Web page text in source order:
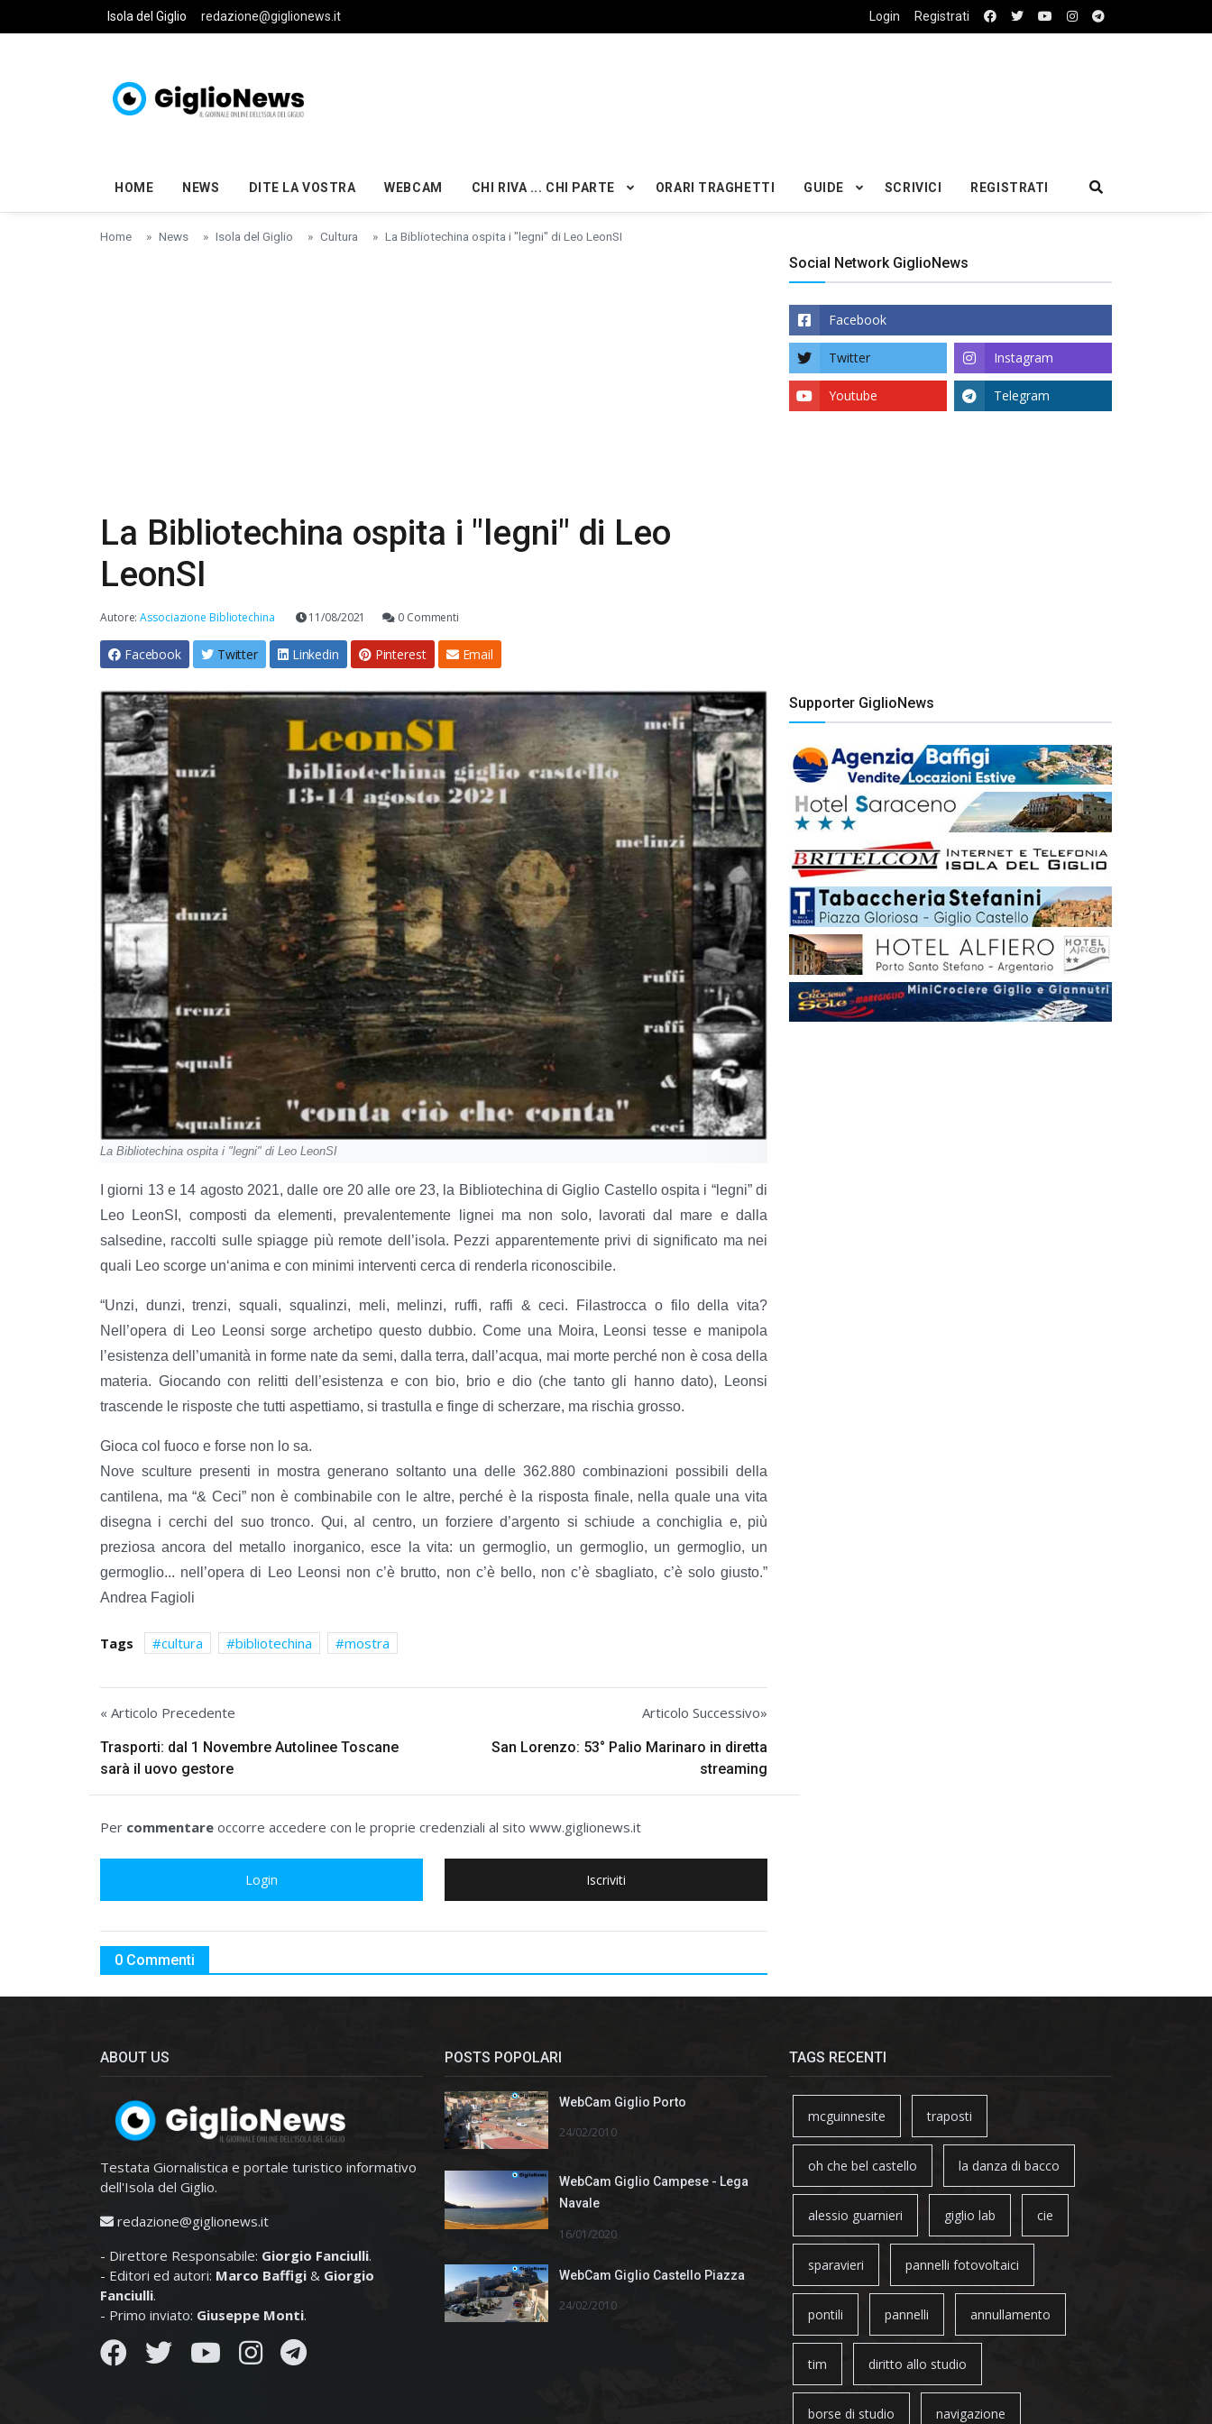
Skip to main content
Isola del Giglio redazione@giglionews.it Login Registrati
HOME NEWS DITE LA VOSTRA WEBCAM CHI RIVA ... CHI PARTE ORARI TRAGHETTI GUIDE SCRIVICI REGISTRATI
Home News Isola del Giglio Cultura La Bibliotechina ospita i "legni" di Leo LeonSI
La Bibliotechina ospita i "legni" di Leo
LeonSI
Autore:Associazione Bibliotechina 11/08/2021 0 Commenti
Facebook Twitter Linkedin Pinterest Email
La Bibliotechina ospita i "legni" di Leo LeonSI
I giorni 13 e 14 agosto 2021, dalle ore 20 alle ore 23, la Bibliotechina di Giglio Castello ospita i “legni” di
Leo LeonSI, composti da elementi, prevalentemente lignei ma non solo, lavorati dal mare e dalla
salsedine, raccolti sulle spiagge più remote dell’isola. Pezzi apparentemente privi di significato ma nei
quali Leo scorge un‘anima e con minimi interventi cerca di renderla riconoscibile.
“Unzi, dunzi, trenzi, squali, squalinzi, meli, melinzi, ruffi, raffi & ceci. Filastrocca o filo della vita?
Nell’opera di Leo Leonsi sorge archetipo questo dubbio. Come una Moira, Leonsi tesse e manipola
l’esistenza dell’umanità in forme nate da semi, dalla terra, dall’acqua, mai morte perché non è cosa della
materia. Giocando con relitti dell’esistenza e con bio, brio e dio (che tanto gli hanno dato), Leonsi
trascende le risposte che tutti aspettiamo, si trastulla e finge di scherzare, ma rischia grosso.
Gioca col fuoco e forse non lo sa.
Nove sculture presenti in mostra generano soltanto una delle 362.880 combinazioni possibili della
cantilena, ma “& Ceci” non è combinabile con le altre, perché è la risposta finale, nella quale una vita
disegna i cerchi del suo tronco. Qui, al centro, un forziere d’argento si schiude a conchiglia e, più
preziosa ancora del metallo inorganico, esce la vita: un germoglio, un germoglio, un germoglio, un
germoglio... nell’opera di Leo Leonsi non c’è brutto, non c’è bello, non c’è sbagliato, c’è solo giusto.”
Andrea Fagioli
Tags cultura bibliotechina mostra
« Articolo Precedente
Trasporti: dal 1 Novembre Autolinee Toscane
sarà il uovo gestore
Articolo Successivo»
San Lorenzo: 53° Palio Marinaro in diretta
streaming
Per commentare occorre accedere con le proprie credenziali al sito www.giglionews.it
Login Iscriviti
0 Commenti
Social Network GiglioNews
Facebook
Twitter Instagram
Youtube Telegram
Supporter GiglioNews
ABOUT US
Testata Giornalistica e portale turistico informativo
dell'Isola del Giglio.
redazione@giglionews.it
- Direttore Responsabile: Giorgio Fanciulli.
- Editori ed autori: Marco Baffigi & Giorgio
Fanciulli.
- Primo inviato: Giuseppe Monti.
POSTS POPOLARI
WebCam Giglio Porto
24/02/2010
WebCam Giglio Campese - Lega
Navale
16/01/2020
WebCam Giglio Castello Piazza
24/02/2010
TAGS RECENTI
mcguinnesite traposti
oh che bel castello la danza di bacco
alessio guarnieri giglio lab cie
sparavieri pannelli fotovoltaici
pontili pannelli annullamento
tim diritto allo studio
borse di studio navigazione